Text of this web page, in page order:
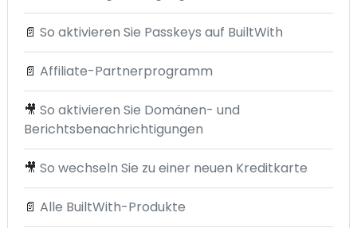
📄 So aktivieren Sie Passkeys auf BuiltWith
📄 Affiliate-Partnerprogramm
🎥 So aktivieren Sie Domänen- und
Berichtsbenachrichtigungen
🎥 So wechseln Sie zu einer neuen Kreditkarte
📄 Alle BuiltWith-Produkte